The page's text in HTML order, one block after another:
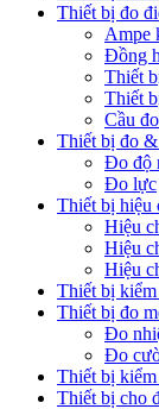
Thiết bị đo
Ampe
Đồng
Thiết
Thiết
Cầu
Thiết bị đo
Đo độ
Đo lực
Thiết bị hiệu
Hiệu
Hiệu
Hiệu
Thiết bị
Thiết bị đo
Đo
Đo
Thiết bị
Thiết bị cho